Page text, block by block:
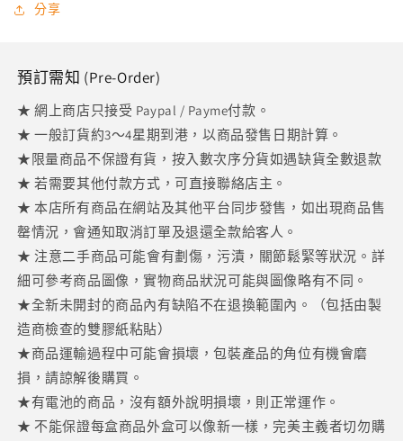
分享
預訂需知 (Pre-Order)
★ 網上商店只接受 Paypal / Payme付款。
★ 一般訂貨約3～4星期到港，以商品發售日期計算。
★限量商品不保證有貨，按入數次序分貨如遇缺貨全數退款
★ 若需要其他付款方式，可直接聯絡店主。
★ 本店所有商品在網站及其他平台同步發售，如出現商品售
罄情況，會通知取消訂單及退還全款給客人。
★ 注意二手商品可能會有劃傷，污漬，關節鬆緊等狀況。詳
細可參考商品圖像，實物商品狀況可能與圖像略有不同。
★全新未開封的商品內有缺陷不在退換範圍內。（包括由製
造商檢查的雙膠紙粘貼）
★商品運輸過程中可能會損壞，包裝產品的角位有機會磨
損，請諒解後購買。
★有電池的商品，沒有額外說明損壞，則正常運作。
★ 不能保證每盒商品外盒可以像新一樣，完美主義者切勿購